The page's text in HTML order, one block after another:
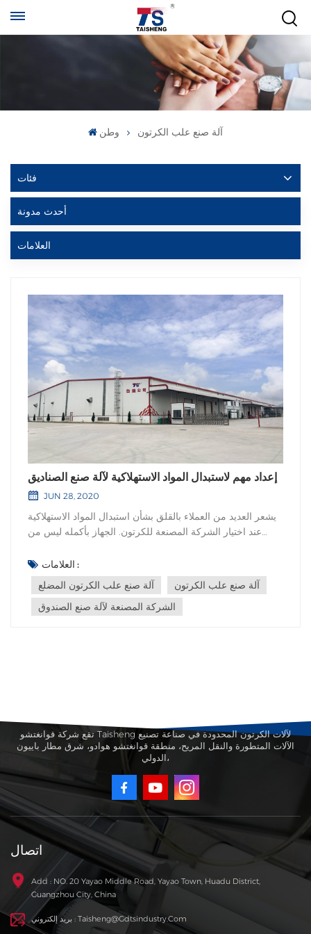
وطن آلة صنع علب الكرتون
فئات
أحدث مدونة
العلامات
إعداد مهم لاستبدال المواد الاستهلاكية لآلة صنع الصناديق
JUN 28, 2020
يشعر العديد من العملاء بالقلق بشأن استبدال المواد الاستهلاكية
عند اختيار الشركة المصنعة للكرتون. الجهاز بأكمله ليس من
لذلك، يعتبر السعر وخدمة ما بعد البيع من الاعتبارات المهمة قبل
العلامات :
آلة صنع علب الكرتون المضلع
آلة صنع علب الكرتون
الشركة المصنعة لآلة صنع الصندوق
تقع شركة قوانغتشو Taisheng لآلات الكرتون المحدودة في صناعة تصنيع
الآلات المتطورة والنقل المريح، منطقة قوانغتشو هوادو، شرق مطار باييون
الدولي،
اتصال
Add : NO. 20 Yayao Middle Road, Yayao Town, Huadu District,
Guangzhou City, China
بريد إلكتروني : Taisheng@gdtsindustry.com